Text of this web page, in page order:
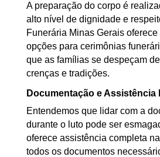
A preparação do corpo é
alto nível de dignidade e
Funerária Minas Gerais
opções para cerimônias
que as famílias se despeçam
crenças e tradições.
Documentação e Assistência
Entendemos que lidar com a
durante o luto pode ser
oferece assistência completa
todos os documentos